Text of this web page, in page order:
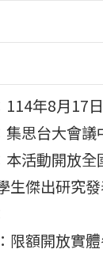
114年8月17
集思台大會
本活動開放
生傑出研究
限額開放實